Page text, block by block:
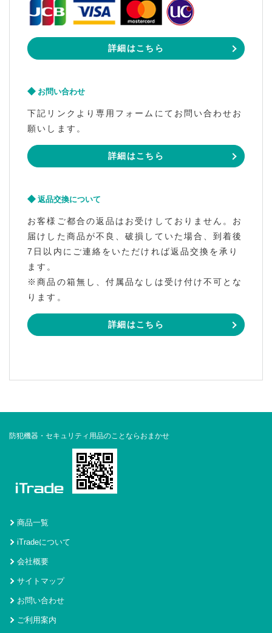
詳細はこちら
お問い合わせ
下記リンクより専用フォームにてお問い合わせお
願いします。
詳細はこちら
返品交換について
お客様ご都合の返品はお受けしておりません。お
届けした商品が不良、破損していた場合、到着後
7日以内にご連絡をいただければ返品交換を承り
ます。
※商品の箱無し、付属品なしは受け付け不可とな
ります。
詳細はこちら
防犯機器・セキュリティ用品のことならおまかせ
商品一覧
iTradeについて
会社概要
サイトマップ
お問い合わせ
ご利用案内